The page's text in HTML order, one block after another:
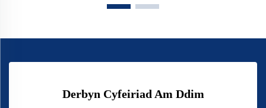
Derbyn Cyfeiriad Am Ddim